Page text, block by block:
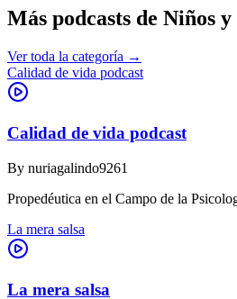
Más podcasts de Niños
Ver toda la categoría →
Calidad de vida podcast
Calidad de vida podcast
By nuriagalindo9261
Propedéutica en el Campo de la
La mera salsa
La mera salsa